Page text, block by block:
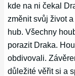
kde na ni čekal
změnit svůj život
hub. Všechny
porazit Draka.
obdivovali.
důležité věřit si a